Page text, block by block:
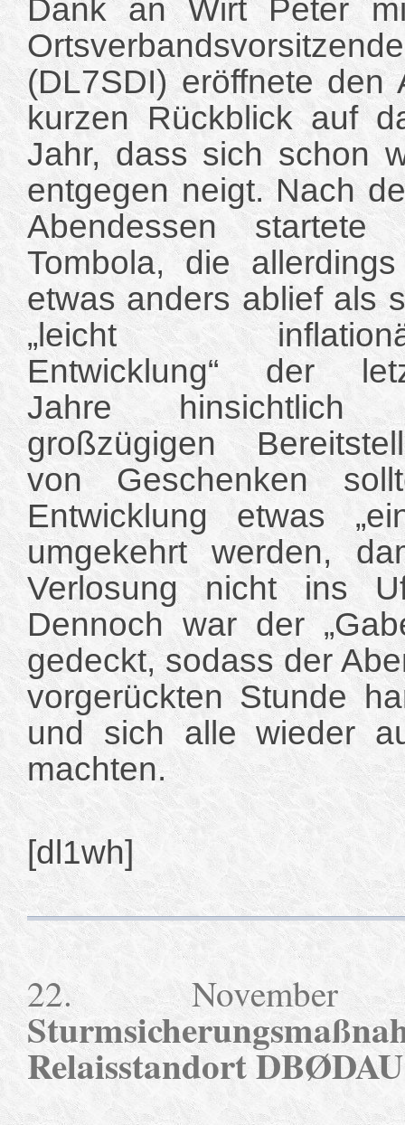
Dank an Wirt Peter
(DL7SDI) eröffnete den
kurzen Rückblick auf
Jahr, dass sich schon
entgegen neigt. Nach
Abendessen startete
Tombola, die
etwas anders ablief
„leicht
Entwicklung“ der
Jahre hinsichtlich
großzügigen
von Geschenken
Entwicklung etwas
umgekehrt werden,
Verlosung nicht ins
Dennoch war der
gedeckt, sodass der
vorgerückten Stunde
und sich alle wieder
machten.
[dl1wh]
22.
Relaisstandort DBØDAU